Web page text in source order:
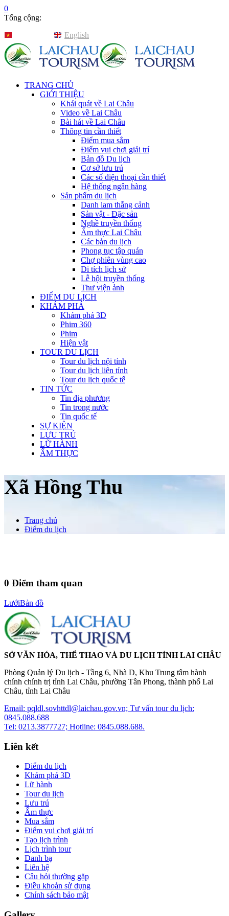
0
Tổng cộng:
English
TRANG CHỦ
GIỚI THIỆU
Khái quát về Lai Châu
Video về Lai Châu
Bài hát về Lai Châu
Thông tin cần thiết
Điểm mua sắm
Điểm vui chơi giải trí
Bản đồ Du lịch
Cơ sở lưu trú
Các số điện thoại cần thiết
Hệ thống ngân hàng
Sản phẩm du lịch
Danh lam thắng cảnh
Sản vật - Đặc sản
Nghề truyền thống
Ẩm thực Lai Châu
Các bản du lịch
Phong tục tập quán
Chợ phiên vùng cao
Di tích lịch sử
Lễ hội truyền thống
Thư viện ảnh
ĐIỂM DU LỊCH
KHÁM PHÁ
Khám phá 3D
Phim 360
Phim
Hiện vật
TOUR DU LỊCH
Tour du lịch nội tỉnh
Tour du lịch liên tỉnh
Tour du lịch quốc tế
TIN TỨC
Tin địa phương
Tin trong nước
Tin quốc tế
SỰ KIỆN
LƯU TRÚ
LỮ HÀNH
ẨM THỰC
Xã Hồng Thu
Trang chủ
Điểm du lịch
0 Điểm tham quan
LướiBản đồ
SỞ VĂN HÓA, THỂ THAO VÀ DU LỊCH TỈNH LAI CHÂU
Phòng Quản lý Du lịch - Tầng 6, Nhà D, Khu Trung tâm hành
chính chính trị tỉnh Lai Châu, phường Tân Phong, thành phố Lai
Châu, tỉnh Lai Châu
Email: pqldl.sovhttdl@laichau.gov.vn; Tư vấn tour du lịch:
0845.088.688
Tel: 0213.3877727; Hotline: 0845.088.688.
Liên kết
Điểm du lịch
Khám phá 3D
Lữ hành
Tour du lịch
Lưu trú
Ẩm thực
Mua sắm
Điểm vui chơi giải trí
Tạo lịch trình
Lịch trình tour
Danh bạ
Liên hệ
Câu hỏi thường gặp
Điều khoản sử dụng
Chính sách bảo mật